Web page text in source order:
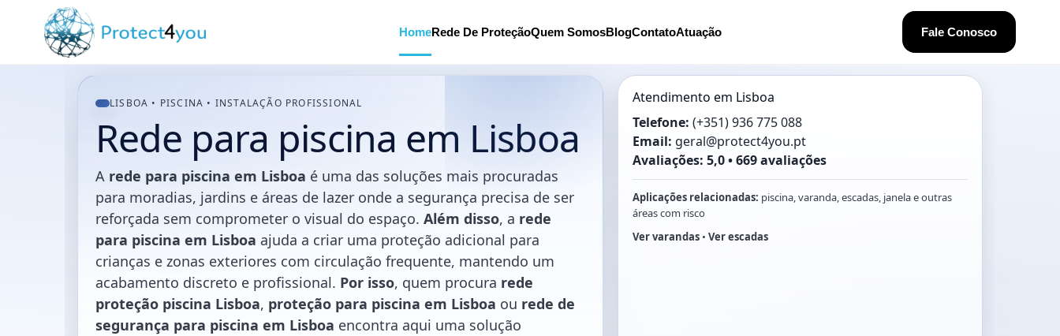
HomeRede De ProteçãoQuem SomosBlogContatoAtuação Fale Conosco
LISBOA • PISCINA • INSTALAÇÃO PROFISSIONAL
Rede para piscina em Lisboa
A rede para piscina em Lisboa é uma das soluções mais procuradas
para moradias, jardins e áreas de lazer onde a segurança precisa de ser
reforçada sem comprometer o visual do espaço. Além disso, a rede
para piscina em Lisboa ajuda a criar uma proteção adicional para
crianças e zonas exteriores com circulação frequente, mantendo um
acabamento discreto e profissional. Por isso, quem procura rede
proteção piscina Lisboa, proteção para piscina em Lisboa ou rede de
segurança para piscina em Lisboa encontra aqui uma solução
Atendimento em Lisboa
Telefone: (+351) 936 775 088
Email: geral@protect4you.pt
Avaliações: 5,0 • 669 avaliações
Aplicações relacionadas: piscina, varanda, escadas, janela e outras
áreas com risco
Ver varandas• Ver escadas